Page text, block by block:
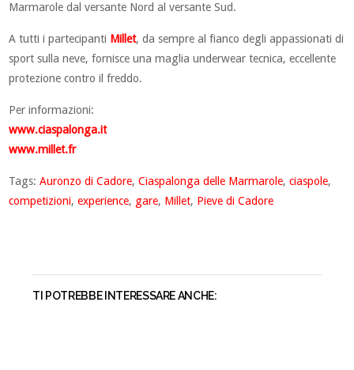
Marmarole dal versante Nord al versante Sud.
A tutti i partecipanti Millet, da sempre al fianco degli appassionati di
sport sulla neve, fornisce una maglia underwear tecnica, eccellente
protezione contro il freddo.
Per informazioni:
www.ciaspalonga.it
www.millet.fr
Tags:Auronzo di Cadore,Ciaspalonga delle Marmarole,ciaspole,
competizioni,experience, gare, Millet, Pieve di Cadore
TI POTREBBE INTERESSARE ANCHE: